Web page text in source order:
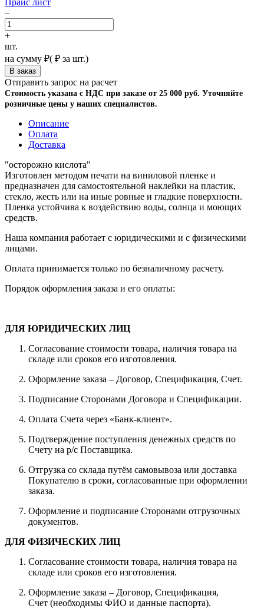
Прайс лист
–
+
шт.
на сумму ₽( ₽ за шт.)
Отправить запрос на расчет
Стоимость указана с НДС при заказе от 25 000 руб. Уточняйте
розничные цены у наших специалистов.
Описание
Оплата
Доставка
"осторожно кислота"
Изготовлен методом печати на виниловой пленке и
предназначен для самостоятельной наклейки на пластик,
стекло, жесть или на иные ровные и гладкие поверхности.
Пленка устойчива к воздействию воды, солнца и моющих
средств.
Наша компания работает с юридическими и с физическими
лицами.
Оплата принимается только по безналичному расчету.
Порядок оформления заказа и его оплаты:
ДЛЯ ЮРИДИЧЕСКИХ ЛИЦ
Согласование стоимости товара, наличия товара на
складе или сроков его изготовления.
Оформление заказа – Договор, Спецификация, Счет.
Подписание Сторонами Договора и Спецификации.
Оплата Счета через «Банк-клиент».
Подтверждение поступления денежных средств по
Счету на р/с Поставщика.
Отгрузка со склада путём самовывоза или доставка
Покупателю в сроки, согласованные при оформлении
заказа.
Оформление и подписание Сторонами отгрузочных
документов.
ДЛЯ ФИЗИЧЕСКИХ ЛИЦ
Согласование стоимости товара, наличия товара на
складе или сроков его изготовления.
Оформление заказа – Договор, Спецификация,
Счет (необходимы ФИО и данные паспорта).